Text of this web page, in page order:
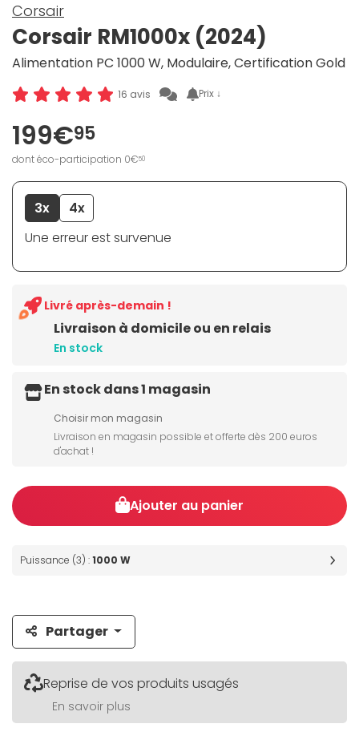
Corsair
Corsair RM1000x (2024)
Alimentation PC 1000 W, Modulaire, Certification Gold
16 avis Prix ↓
199€95
dont éco-participation 0€50
3x
4x
Une erreur est survenue
Livraison à domicile ou en relais
En stock
Livré après-demain !
En stock dans 1 magasin
Choisir mon magasin
Livraison en magasin possible et offerte dès 200 euros
d'achat !
Ajouter au panier
Puissance (3) :1000 W
Partager
Reprise de vos produits usagés
En savoir plus